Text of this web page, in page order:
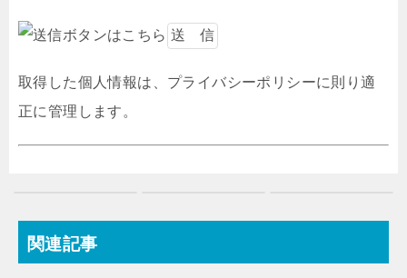
取得した個人情報は、プライバシーポリシーに則り適
正に管理します。
関連記事